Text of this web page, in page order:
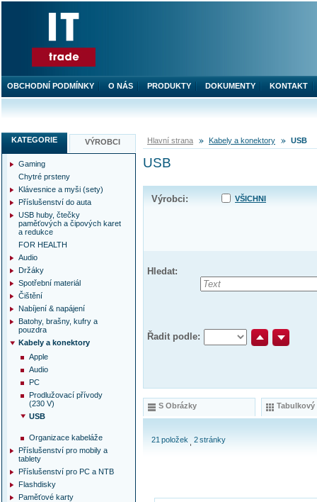
Hlavní strana Kabely a konektory USB
USB
Výrobci: VŠICHNI
Hledat:
Řadit podle:
S Obrázky Tabulkový
21 položek 2stránky
KATEGORIE VÝROBCI
Gaming
Chytré prsteny
Klávesnice a myši (sety)
Příslušenství do auta
USB huby, čtečky
paměťových a čipových karet
a redukce
FOR HEALTH
Audio
Držáky
Spotřební materiál
Čištění
Nabíjení & napájení
Batohy, brašny, kufry a
pouzdra
Kabely a konektory
Apple
Audio
PC
Prodlužovací přívody
(230 V)
USB
Organizace kabeláže
Příslušenství pro mobily a
tablety
Příslušenství pro PC a NTB
Flashdisky
Paměťové karty
OBCHODNÍ PODMÍNKY O NÁS PRODUKTY DOKUMENTY KONTAKT